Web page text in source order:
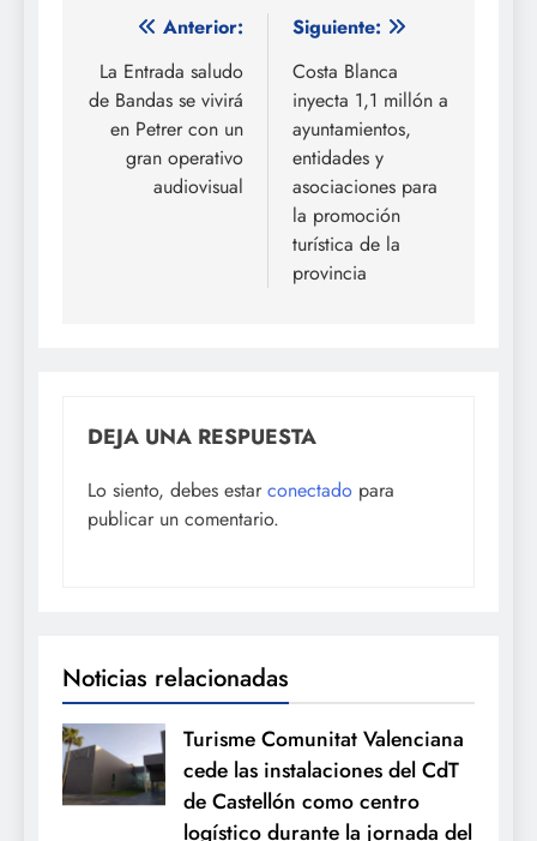
Navegación
de
entradas
Anterior:
La Entrada saludo
de Bandas se vivirá
en Petrer con un
gran operativo
audiovisual
Siguiente:
Costa Blanca
inyecta 1,1 millón a
ayuntamientos,
entidades y
asociaciones para
la promoción
turística de la
provincia
DEJA UNA RESPUESTA
Lo siento, debes estar conectado para
publicar un comentario.
Noticias relacionadas
Turisme Comunitat Valenciana
cede las instalaciones del CdT
de Castellón como centro
logístico durante la jornada del